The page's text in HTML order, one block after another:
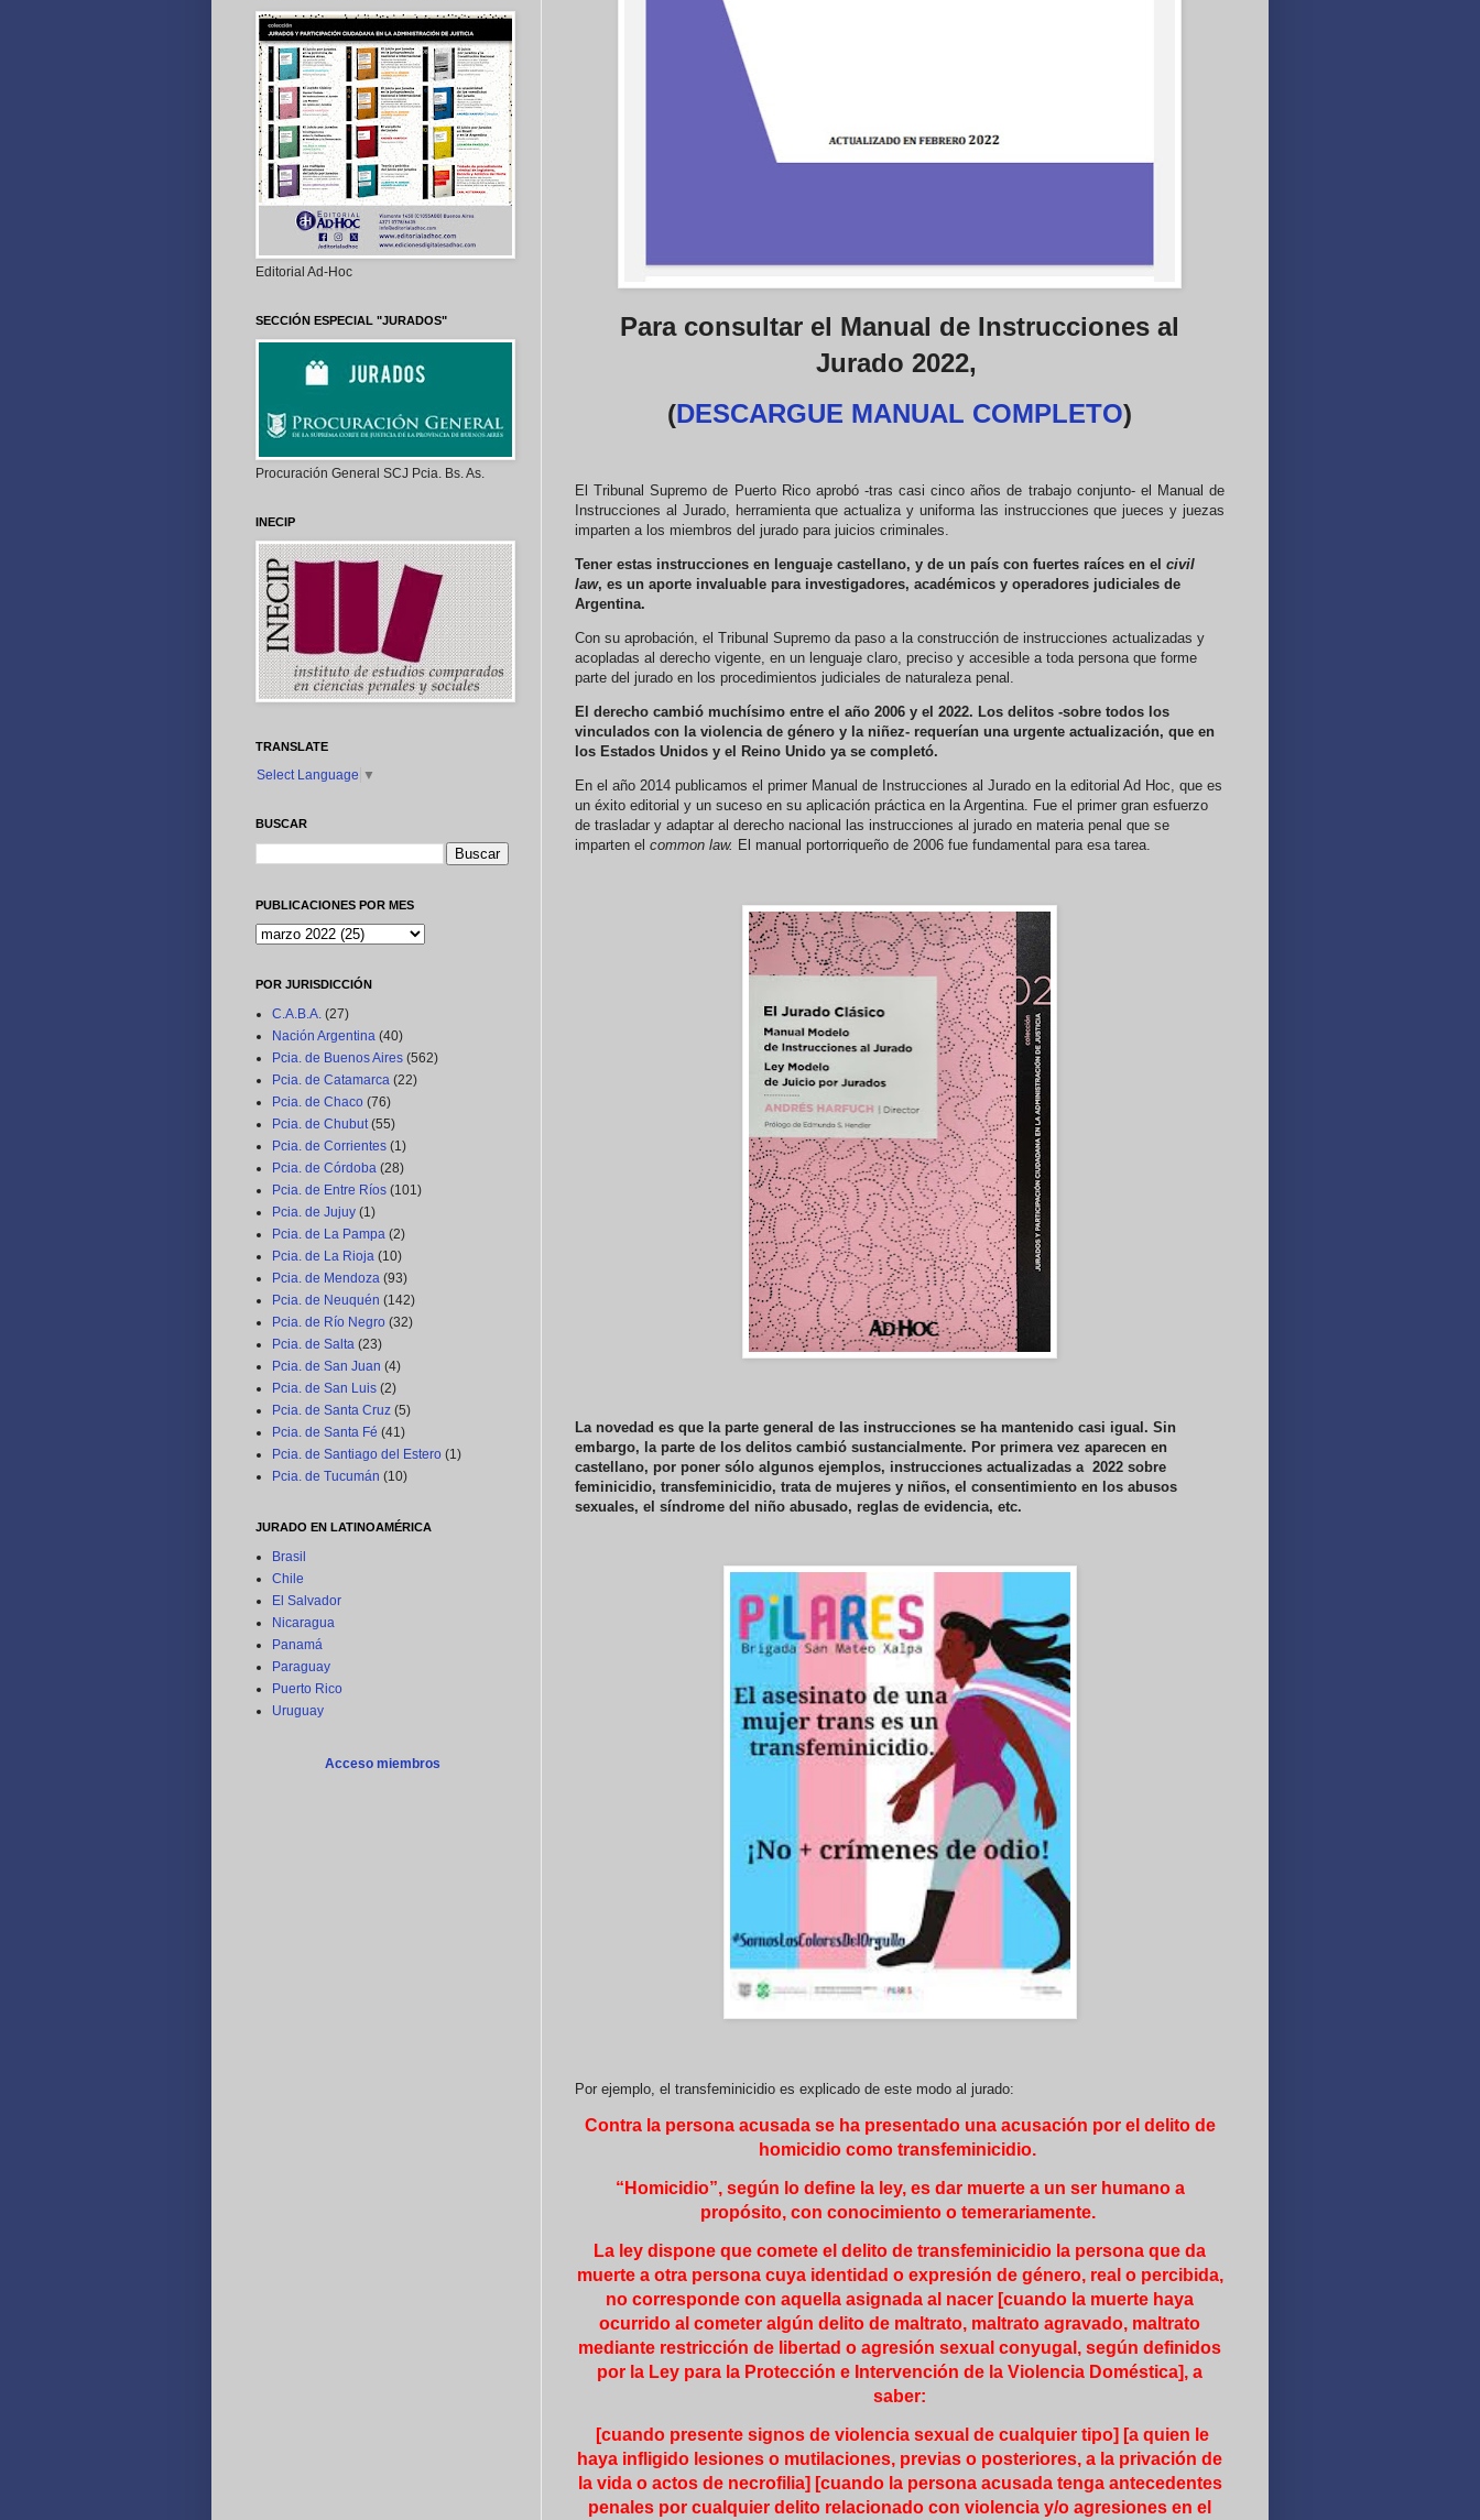
Para consultar el Manual de Instrucciones al
Jurado 2022,
(DESCARGUE MANUAL COMPLETO)
El Tribunal Supremo de Puerto Rico aprobó -tras casi cinco años de trabajo conjunto- el Manual de
Instrucciones al Jurado, herramienta que actualiza y uniforma las instrucciones que jueces y juezas
imparten a los miembros del jurado para juicios criminales.
Tener estas instrucciones en lenguaje castellano, y de un país con fuertes raíces en el civil
law, es un aporte invaluable para investigadores, académicos y operadores judiciales de
Argentina.
Con su aprobación, el Tribunal Supremo da paso a la construcción de instrucciones actualizadas y
acopladas al derecho vigente, en un lenguaje claro, preciso y accesible a toda persona que forme
parte del jurado en los procedimientos judiciales de naturaleza penal.
El derecho cambió muchísimo entre el año 2006 y el 2022. Los delitos -sobre todos los
vinculados con la violencia de género y la niñez- requerían una urgente actualización, que en
los Estados Unidos y el Reino Unido ya se completó.
En el año 2014 publicamos el primer Manual de Instrucciones al Jurado en la editorial Ad Hoc, que es
un éxito editorial y un suceso en su aplicación práctica en la Argentina. Fue el primer gran esfuerzo
de trasladar y adaptar al derecho nacional las instrucciones al jurado en materia penal que se
imparten el common law. El manual portorriqueño de 2006 fue fundamental para esa tarea.
La novedad es que la parte general de las instrucciones se ha mantenido casi igual. Sin
embargo, la parte de los delitos cambió sustancialmente. Por primera vez aparecen en
castellano, por poner sólo algunos ejemplos, instrucciones actualizadas a 2022 sobre
feminicidio, transfeminicidio, trata de mujeres y niños, el consentimiento en los abusos
sexuales, el síndrome del niño abusado, reglas de evidencia, etc.
Por ejemplo, el transfeminicidio es explicado de este modo al jurado:
Contra la persona acusada se ha presentado una acusación por el delito de
homicidio como transfeminicidio.
“Homicidio”, según lo define la ley, es dar muerte a un ser humano a
propósito, con conocimiento o temerariamente.
La ley dispone que comete el delito de transfeminicidio la persona que da
muerte a otra persona cuya identidad o expresión de género, real o percibida,
no corresponde con aquella asignada al nacer [cuando la muerte haya
ocurrido al cometer algún delito de maltrato, maltrato agravado, maltrato
mediante restricción de libertad o agresión sexual conyugal, según definidos
por la Ley para la Protección e Intervención de la Violencia Doméstica], a
saber:
[cuando presente signos de violencia sexual de cualquier tipo] [a quien le
haya infligido lesiones o mutilaciones, previas o posteriores, a la privación de
la vida o actos de necrofilia] [cuando la persona acusada tenga antecedentes
penales por cualquier delito relacionado con violencia y/o agresiones en el
Editorial Ad-Hoc
SECCIÓN ESPECIAL "JURADOS"
Procuración General SCJ Pcia. Bs. As.
INECIP
TRANSLATE
Select Language ▼
BUSCAR
PUBLICACIONES POR MES
POR JURISDICCIÓN
C.A.B.A. (27)
Nación Argentina (40)
Pcia. de Buenos Aires (562)
Pcia. de Catamarca (22)
Pcia. de Chaco (76)
Pcia. de Chubut (55)
Pcia. de Corrientes (1)
Pcia. de Córdoba (28)
Pcia. de Entre Ríos (101)
Pcia. de Jujuy (1)
Pcia. de La Pampa (2)
Pcia. de La Rioja (10)
Pcia. de Mendoza (93)
Pcia. de Neuquén (142)
Pcia. de Río Negro (32)
Pcia. de Salta (23)
Pcia. de San Juan (4)
Pcia. de San Luis (2)
Pcia. de Santa Cruz (5)
Pcia. de Santa Fé (41)
Pcia. de Santiago del Estero (1)
Pcia. de Tucumán (10)
JURADO EN LATINOAMÉRICA
Brasil
Chile
El Salvador
Nicaragua
Panamá
Paraguay
Puerto Rico
Uruguay
Acceso miembros